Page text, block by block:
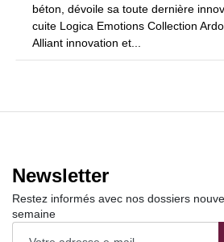
béton, dévoile sa toute dernière
cuite Logica Emotions Collection
Alliant innovation et...
Newsletter
Restez informés avec nos dossiers
semaine